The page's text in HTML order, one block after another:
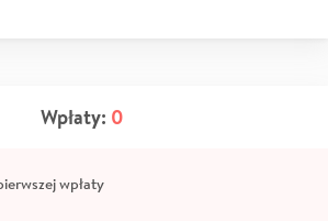
Wpłaty: 0
wpłaty